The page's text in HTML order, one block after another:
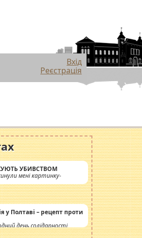
Вхід
Реєстрація
УБИВСТВОМ
мені картинку-
у Полтаві – рецепт проти
день солідарності